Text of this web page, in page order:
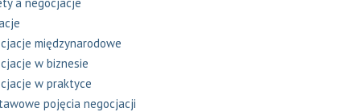
międzynarodowe
w biznesie
w praktyce
pojęcia negocjacji